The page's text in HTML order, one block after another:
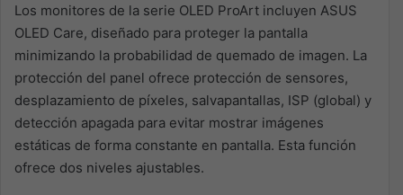
Los monitores de la serie OLED ProArt incluyen ASUS
OLED Care, diseñado para proteger la pantalla
minimizando la probabilidad de quemado de imagen. La
protección del panel ofrece protección de sensores,
desplazamiento de píxeles, salvapantallas, ISP (global) y
detección apagada para evitar mostrar imágenes
estáticas de forma constante en pantalla. Esta función
ofrece dos niveles ajustables.